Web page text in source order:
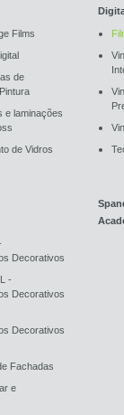
Films
de
e laminações
de Vidros
Decorativos
-
Decorativos
Decorativos
Fachadas
e